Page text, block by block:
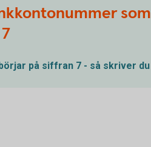
som
på siffran 7 - så skriver du